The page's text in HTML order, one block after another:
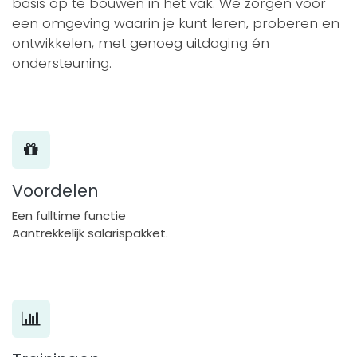
een omgeving waarin je kunt leren, proberen en
ontwikkelen, met genoeg uitdaging én
ondersteuning.
Voordelen
Een fulltime functie
Aantrekkelijk salarispakket.